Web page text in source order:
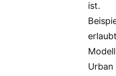
ist.
Modell
Urban